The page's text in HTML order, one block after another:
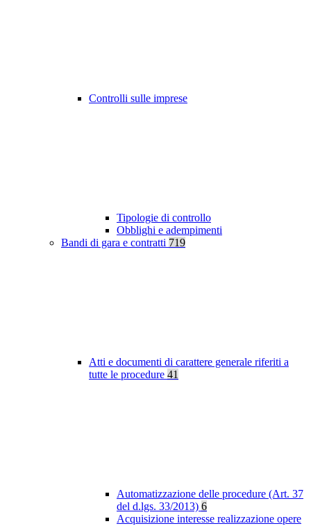
Controlli sulle imprese
Tipologie di controllo
Obblighi e adempimenti
Bandi di gara e contratti 719
Atti e documenti di carattere generale riferiti a
tutte le procedure 41
Automatizzazione delle procedure (Art. 37
del d.lgs. 33/2013) 6
Acquisizione interesse realizzazione opere